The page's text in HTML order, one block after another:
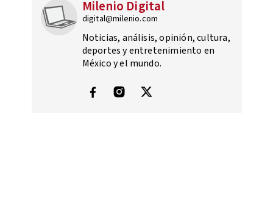
Milenio Digital
digital@milenio.com
Noticias, análisis, opinión, cultura,
deportes y entretenimiento en
México y el mundo.